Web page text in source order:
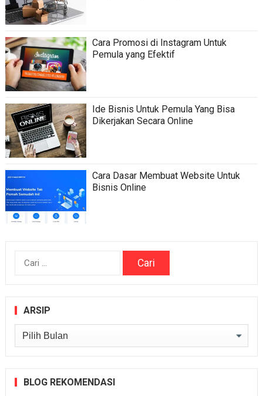
Cara Promosi di Instagram Untuk
Pemula yang Efektif
Ide Bisnis Untuk Pemula Yang Bisa
Dikerjakan Secara Online
Cara Dasar Membuat Website Untuk
Bisnis Online
Cari
ARSIP
Arsip
BLOG REKOMENDASI